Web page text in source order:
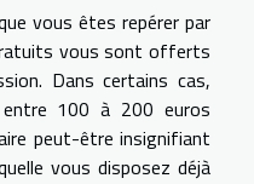
vous êtes repérer par
vous sont offerts
Dans certains cas,
100 à 200 euros
peut-être insignifiant
vous disposez déjà